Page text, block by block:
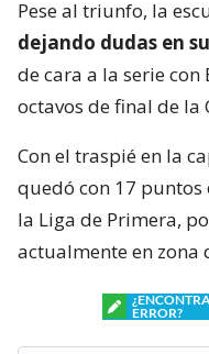
Pese al triunfo, la
dejando dudas en
de cara a la serie
octavos de final de la
Con el traspié en la
quedó con 17
la Liga de Primera,
actualmente en zona
ERROR?